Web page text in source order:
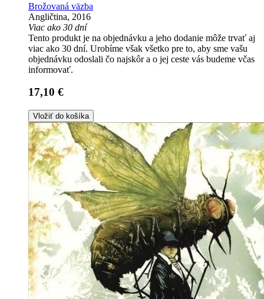
Brožovaná väzba
Angličtina, 2016
Viac ako 30 dní
Tento produkt je na objednávku a jeho dodanie môže trvať aj
viac ako 30 dní. Urobíme však všetko pre to, aby sme vašu
objednávku odoslali čo najskôr a o jej ceste vás budeme včas
informovať.
17,10 €
Vložiť do košíka